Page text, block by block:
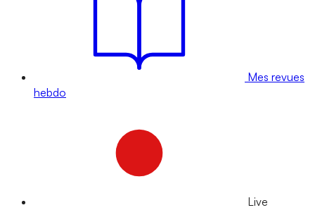
Mes revues
hebdo
Live